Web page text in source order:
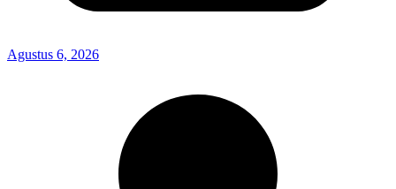
Agustus 6, 2026